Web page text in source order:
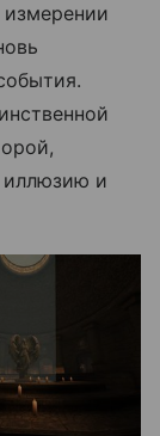
иллюзию и